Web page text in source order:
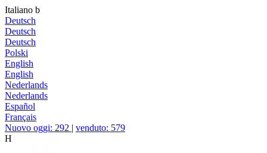
Italiano b
Deutsch
Deutsch
Deutsch
Polski
English
English
Nederlands
Nederlands
Español
Français
Nuovo oggi: 292 | venduto: 579
H